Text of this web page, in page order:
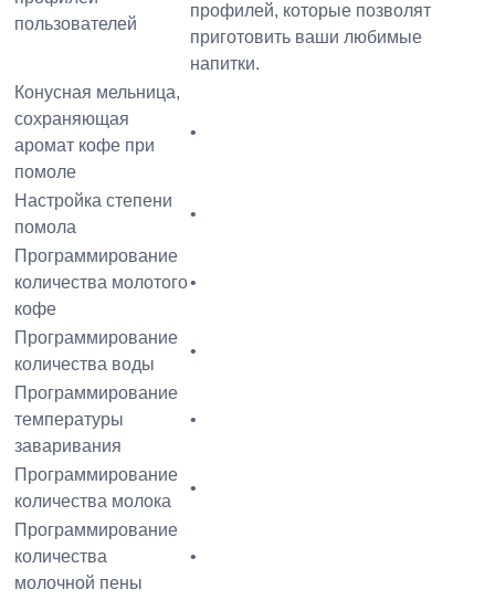
пользователей
профилей, которые позволят
приготовить ваши любимые
напитки.
Конусная мельница,
сохраняющая
аромат кофе при
помоле
•
Настройка степени
помола
•
Программирование
количества молотого
кофе
•
Программирование
количества воды
•
Программирование
температуры
заваривания
•
Программирование
количества молока
•
Программирование
количества
молочной пены
•